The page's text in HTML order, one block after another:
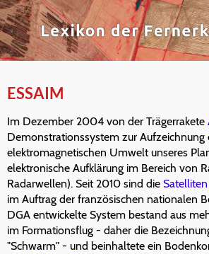
ESSAIM
Im Dezember 2004 von der Trägerrakete
Demonstrationssystem zur Aufzeichnung
elektromagnetischen Umwelt unseres
elektronische Aufklärung im Bereich von
Radarwellen). Seit 2010 sind die Satelliten
im Auftrag der französischen nationalen
DGA entwickelte System bestand aus
im Formationsflug - daher die
"Schwarm" - und beinhaltete ein